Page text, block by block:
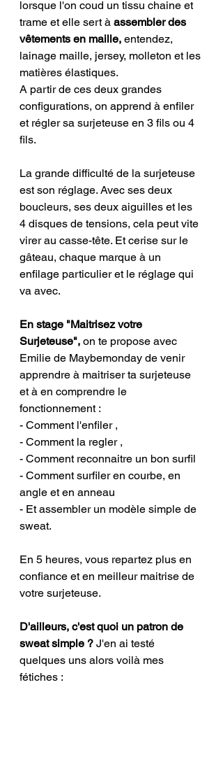
lorsque l'on coud un tissu chaine et
trame et elle sert à assembler des
vêtements en maille, entendez,
lainage maille, jersey, molleton et les
matières élastiques.
A partir de ces deux grandes
configurations, on apprend à enfiler
et régler sa surjeteuse en 3 fils ou 4
fils.
La grande difficulté de la surjeteuse
est son réglage. Avec ses deux
boucleurs, ses deux aiguilles et les
4 disques de tensions, cela peut vite
virer au casse-tête. Et cerise sur le
gâteau, chaque marque à un
enfilage particulier et le réglage qui
va avec.
En stage "Maitrisez votre
Surjeteuse", on te propose avec
Emilie de Maybemonday de venir
apprendre à maitriser ta surjeteuse
et à en comprendre le
fonctionnement :
- Comment l'enfiler ,
- Comment la regler ,
- Comment reconnaitre un bon surfil
- Comment surfiler en courbe, en
angle et en anneau
- Et assembler un modèle simple de
sweat.
En 5 heures, vous repartez plus en
confiance et en meilleur maitrise de
votre surjeteuse.
D'ailleurs, c'est quoi un patron de
sweat simple ? J'en ai testé
quelques uns alors voilà mes
fétiches :